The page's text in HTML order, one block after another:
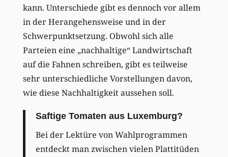
kann. Unterschiede gibt es dennoch vor allem
in der Herangehensweise und in der
Schwerpunktsetzung. Obwohl sich alle
Parteien eine „nachhaltige“ Landwirtschaft
auf die Fahnen schreiben, gibt es teilweise
sehr unterschiedliche Vorstellungen davon,
wie diese Nachhaltigkeit aussehen soll.
Saftige Tomaten aus Luxemburg?
Bei der Lektüre von Wahlprogrammen
entdeckt man zwischen vielen Plattitüden